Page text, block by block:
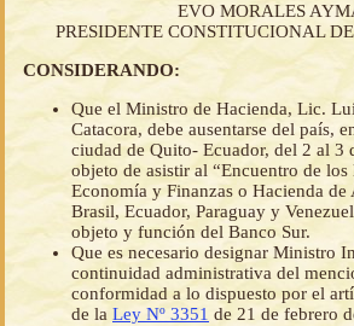
EVO MORALES
PRESIDENTE CONSTITUCIONAL
CONSIDERANDO:
Que el Ministro de Hacienda, Lic.
Catacora, debe ausentarse del país,
ciudad de Quito- Ecuador, del 2 al 3
objeto de asistir al “Encuentro de los
Economía y Finanzas o Hacienda
Brasil, Ecuador, Paraguay y
objeto y función del Banco Sur.
Que es necesario designar Ministro
continuidad administrativa del
conformidad a lo dispuesto por el
de la Ley Nº 3351 de 21 de febrero